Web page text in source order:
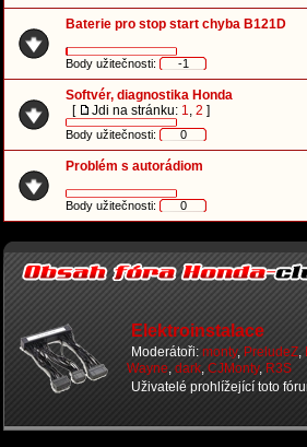
Baterie pro stop start chyba B121D
Body užitečnosti: -1
Softvér, diagnostika Honda
[
Jdi na stránku: 1, 2 ]
Body užitečnosti: 0
Problém s autorádiom
Body užitečnosti: 0
Elektroinstalace
Moderátoři: monty, PreludeZ,
Wayne, dark, CJMonty, R3S
Uživatelé prohlížející toto